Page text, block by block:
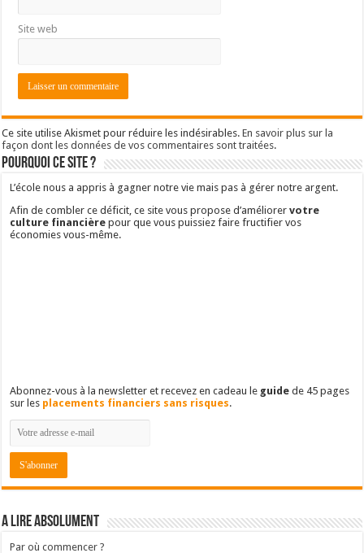
Site web
Ce site utilise Akismet pour réduire les indésirables.En savoir plus sur la
façon dont les données de vos commentaires sont traitées.
Pourquoi ce site ?
L’école nous a appris à gagner notre vie mais pas à gérer notre argent.
Afin de combler ce déficit, ce site vous propose d’améliorervotre
culture financière pour que vous puissiez faire fructifier vos
économies vous-même.
Abonnez-vous à la newsletter et recevez en cadeau le guide de 45 pages
sur les placements financiers sans risques.
A lire absolument
Par où commencer ?